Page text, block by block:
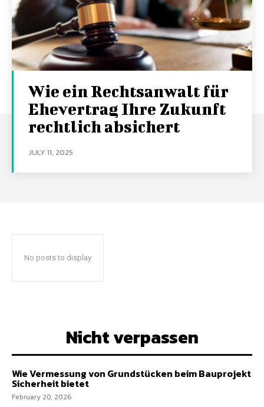
Wie ein Rechtsanwalt für
Ehevertrag Ihre Zukunft
rechtlich absichert
JULY 11, 2025
No posts to display
Nicht verpassen
Wie Vermessung von Grundstücken beim Bauprojekt
Sicherheit bietet
February 20, 2026